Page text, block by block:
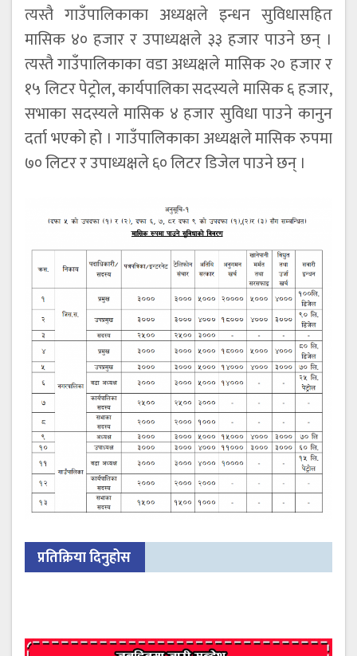
त्यस्तै गाउँपालिकाका अध्यक्षले इन्धन सुविधासहित
मासिक ४० हजार र उपाध्यक्षले ३३ हजार पाउने छन् ।
त्यस्तै गाउँपालिकाका वडा अध्यक्षले मासिक २० हजार र
१५ लिटर पेट्रोल, कार्यपालिका सदस्यले मासिक ६ हजार,
सभाका सदस्यले मासिक ४ हजार सुविधा पाउने कानुन
दर्ता भएको हो । गाउँपालिकाका अध्यक्षले मासिक रुपमा
७० लिटर र उपाध्यक्षले ६० लिटर डिजेल पाउने छन् ।
प्रतिक्रिया दिनुहोस